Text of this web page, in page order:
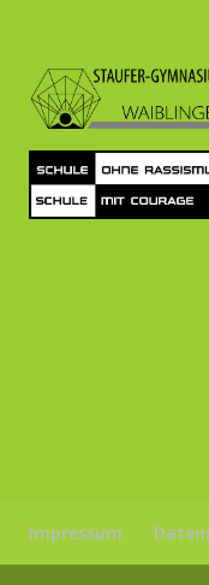
Impressum